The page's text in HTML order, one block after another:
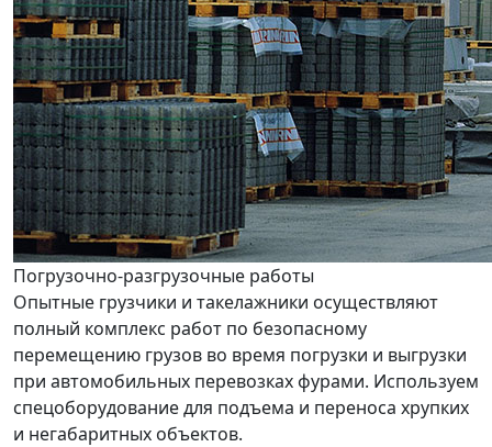
Погрузочно-разгрузочные работы
Опытные грузчики и такелажники осуществляют
полный комплекс работ по безопасному
перемещению грузов во время погрузки и выгрузки
при автомобильных перевозках фурами. Используем
спецоборудование для подъема и переноса хрупких
и негабаритных объектов.